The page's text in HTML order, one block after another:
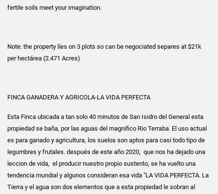
fertile soils meet your imagination.
Note: the property líes on 3 plots so can be negociated separes at $21k
per hectárea (2.471 Acres)
FINCA GANADERA Y AGRICOLA-LA VIDA PERFECTA
Esta Finca ubicada a tan solo 40 minutos de San Isidro del General esta
propiedad se baña, por las aguas del magnifico Rio Terraba. El uso actual
es para ganado y agricultura, los suelos son aptos para casi todo tipo de
legumbres y frutales. después de este año 2020, que nos ha dejado una
leccion de vida, el producir nuestro propio sustento, se ha vuelto una
tendencia mundial y algunos consideran esa vida "LA VIDA PERFECTA. La
Tierra y el agua son dos elementos que a esta propiedad le sobran al